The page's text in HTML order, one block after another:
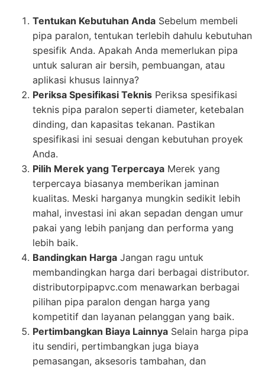
Tentukan Kebutuhan Anda Sebelum membeli
pipa paralon, tentukan terlebih dahulu kebutuhan
spesifik Anda. Apakah Anda memerlukan pipa
untuk saluran air bersih, pembuangan, atau
aplikasi khusus lainnya?
Periksa Spesifikasi Teknis Periksa spesifikasi
teknis pipa paralon seperti diameter, ketebalan
dinding, dan kapasitas tekanan. Pastikan
spesifikasi ini sesuai dengan kebutuhan proyek
Anda.
Pilih Merek yang Terpercaya Merek yang
terpercaya biasanya memberikan jaminan
kualitas. Meski harganya mungkin sedikit lebih
mahal, investasi ini akan sepadan dengan umur
pakai yang lebih panjang dan performa yang
lebih baik.
Bandingkan Harga Jangan ragu untuk
membandingkan harga dari berbagai distributor.
distributorpipapvc.com menawarkan berbagai
pilihan pipa paralon dengan harga yang
kompetitif dan layanan pelanggan yang baik.
Pertimbangkan Biaya Lainnya Selain harga pipa
itu sendiri, pertimbangkan juga biaya
pemasangan, aksesoris tambahan, dan